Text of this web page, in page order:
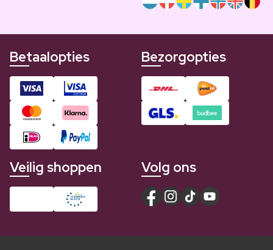
Betaalopties Bezorgopties
Veilig shoppen Volg ons